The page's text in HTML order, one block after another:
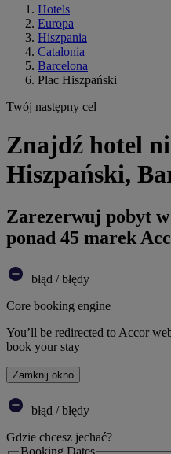
Hotels
Europa
Hiszpania
Catalonia
Barcelona
Plac Hiszpański
Twój następny cel
Znajdź hotel
Hiszpański,
Zarezerwuj pobyt
ponad 45 marek
błąd / błędy
Core booking engine
You’ll be redirected to Accor
book your stay
Zamknij okno
błąd / błędy
Gdzie chcesz jechać?
Booking Dates